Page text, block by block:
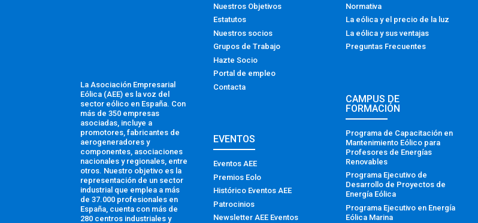
La Asociación Empresarial
Eólica (AEE) es la voz del
sector eólico en España. Con
más de 350 empresas
asociadas, incluye a
promotores, fabricantes de
aerogeneradores y
componentes, asociaciones
nacionales y regionales, entre
otros. Nuestro objetivo es la
representación de un sector
industrial que emplea a más
de 37.000 profesionales en
España, cuenta con más de
280 centros industriales y
Nuestros Objetivos
Estatutos
Nuestros socios
Grupos de Trabajo
Hazte Socio
Portal de empleo
Contacta
EVENTOS
Eventos AEE
Premios Eolo
Histórico Eventos AEE
Patrocinios
Newsletter AEE Eventos
Normativa
La eólica y el precio de la luz
La eólica y sus ventajas
Preguntas Frecuentes
CAMPUS DE
FORMACIÓN
Programa de Capacitación en
Mantenimiento Eólico para
Profesores de Energías
Renovables
Programa Ejecutivo de
Desarrollo de Proyectos de
Energía Eólica
Programa Ejecutivo en Energía
Eólica Marina